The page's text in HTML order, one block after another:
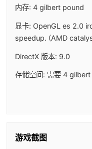
内存: 4 gilbert pound
显卡: OpenGL es 2.0
speedup. (AMD
DirectX 版本: 9.0
存储空间: 需要 4 gilbert
游戏截图